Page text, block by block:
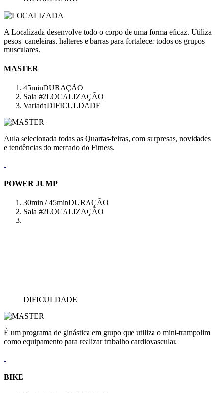
A Localizada desenvolve todo o corpo de uma forma eficaz. Utiliza
pesos, caneleiras, halteres e barras para fortalecer todos os grupos
musculares.
MASTER
45minDURAÇÃO
Sala #2LOCALIZAÇÃO
VariadaDIFICULDADE
Aula selecionada todas as Quartas-feiras, com surpresas, novidades
e tendências do mercado do Fitness.
POWER JUMP
30min / 45minDURAÇÃO
Sala #2LOCALIZAÇÃO
DIFICULDADE
É um programa de ginástica em grupo que utiliza o mini-trampolim
como equipamento para realizar trabalho cardiovascular.
BIKE